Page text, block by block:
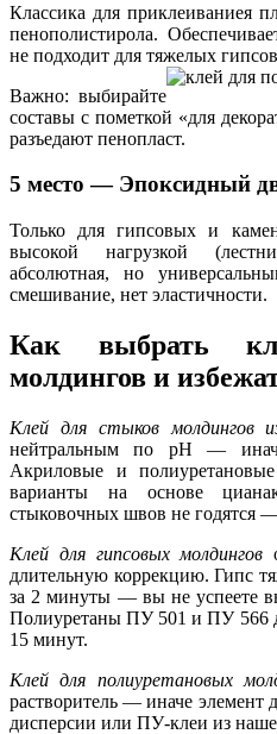
Классика для приклеиваниея
пенополистирола.
не подходит для тяжелых
Важно: выбирайте
составы с пометкой «для
разъедают пенопласт.
5 место — Эпоксидный
Только для гипсовых и
высокой нагрузкой
абсолютная, но
смешивание, нет эластичности.
Как выбрать
молдингов и
Клей для стыков молдингов
нейтральным по pH —
Акриловые и
варианты на основе
стыковочных швов не годятся
Клей для гипсовых молдингов
длительную коррекцию. Гипс
за 2 минуты — вы не успеете
Полиуретаны ПУ 501 и ПУ 566
15 минут.
Клей для полиуретановых
растворитель — иначе элемент
дисперсии или ПУ-клеи из